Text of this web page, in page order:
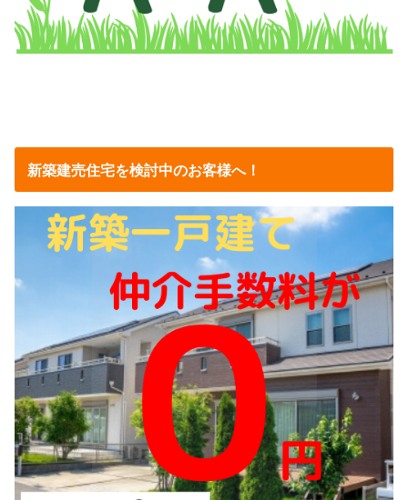
新築建売住宅を検討中のお客様へ！